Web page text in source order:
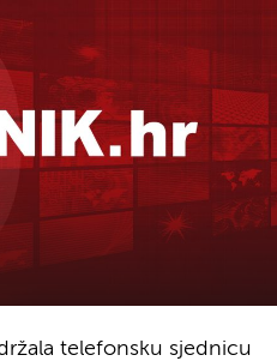
telefonsku sjednicu